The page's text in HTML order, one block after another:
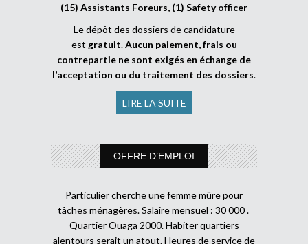
(15) Assistants Foreurs, (1) Safety officer
Le dépôt des dossiers de candidature
est gratuit.Aucun paiement, frais ou
contrepartie ne sont exigés en échange de
l’acceptation ou du traitement des dossiers.
LIRE LA SUITE
OFFRE D’EMPLOI
Particulier cherche une femme mûre pour
tâches ménagères. Salaire mensuel : 30 000 .
Quartier Ouaga 2000. Habiter quartiers
alentours serait un atout. Heures de service de